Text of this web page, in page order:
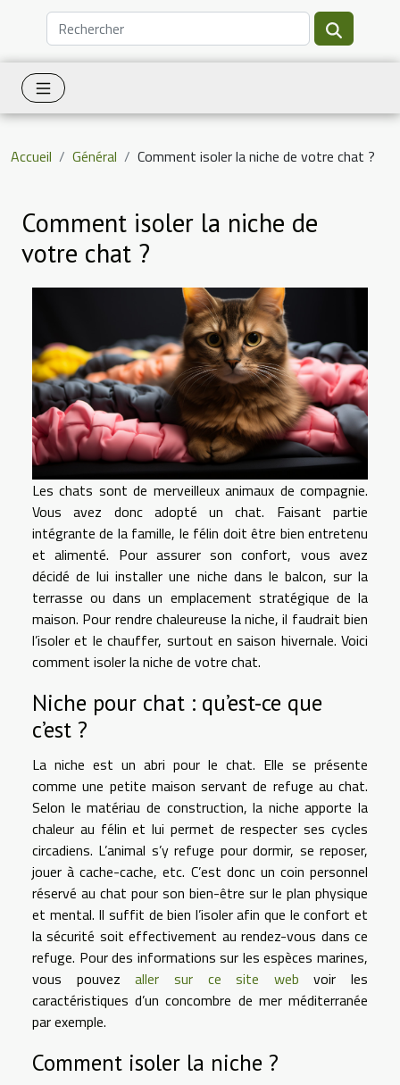
Accueil Général Comment isoler la niche de votre chat ?
Comment isoler la niche de
votre chat ?
Les chats sont de merveilleux animaux de compagnie.
Vous avez donc adopté un chat. Faisant partie
intégrante de la famille, le félin doit être bien entretenu
et alimenté. Pour assurer son confort, vous avez
décidé de lui installer une niche dans le balcon, sur la
terrasse ou dans un emplacement stratégique de la
maison. Pour rendre chaleureuse la niche, il faudrait bien
l’isoler et le chauffer, surtout en saison hivernale. Voici
comment isoler la niche de votre chat.
Niche pour chat : qu’est-ce que
c’est ?
La niche est un abri pour le chat. Elle se présente
comme une petite maison servant de refuge au chat.
Selon le matériau de construction, la niche apporte la
chaleur au félin et lui permet de respecter ses cycles
circadiens. L’animal s’y refuge pour dormir, se reposer,
jouer à cache-cache, etc. C’est donc un coin personnel
réservé au chat pour son bien-être sur le plan physique
et mental. Il suffit de bien l’isoler afin que le confort et
la sécurité soit effectivement au rendez-vous dans ce
refuge. Pour des informations sur les espèces marines,
vous pouvezaller sur ce site web voir les
caractéristiques d’un concombre de mer méditerranée
par exemple.
Comment isoler la niche ?